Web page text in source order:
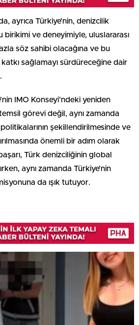
ayrıca Türkiye’nin, denizcilik
birikimi ve deneyimiyle, uluslararası
söz sahibi olacağına ve bu
sağlamayı sürdüreceğine dair
IMO Konseyi’ndeki yeniden
görevi değil, aynı zamanda
şekillendirilmesinde ve
önemli bir adım olarak
Türk denizciliğinin global
aynı zamanda Türkiye’nin
da ışık tutuyor.